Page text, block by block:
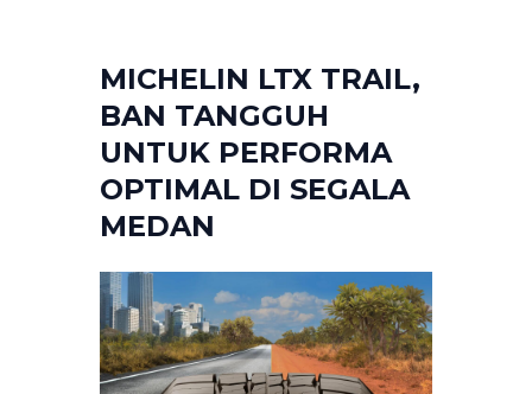
MICHELIN LTX TRAIL,
BAN TANGGUH
UNTUK PERFORMA
OPTIMAL DI SEGALA
MEDAN